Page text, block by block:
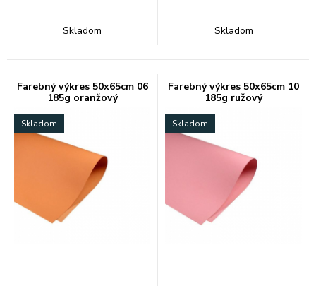
Skladom Skladom
Farebný výkres 50x65cm 06
185g oranžový
Skladom
Farebný výkres 50x65cm 10
185g ružový
Skladom